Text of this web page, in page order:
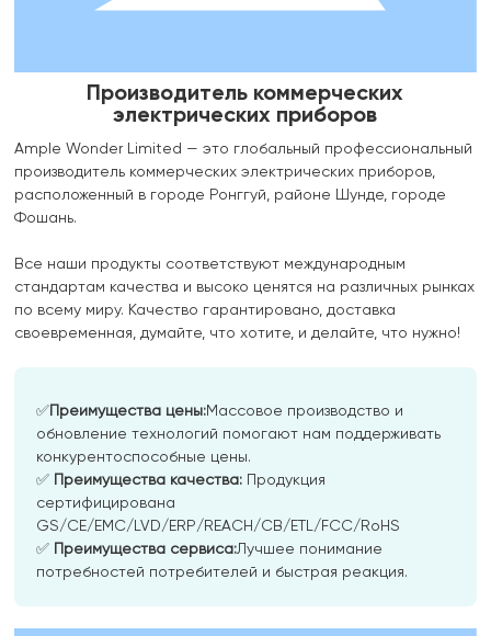
Производитель коммерческих
электрических приборов
Ample Wonder Limited — это глобальный профессиональный
производитель коммерческих электрических приборов,
расположенный в городе Ронггуй, районе Шунде, городе
Фошань.
Все наши продукты соответствуют международным
стандартам качества и высоко ценятся на различных рынках
по всему миру. Качество гарантировано, доставка
своевременная, думайте, что хотите, и делайте, что нужно!
✅Преимущества цены:​​Массовое производство и
обновление технологий помогают нам поддерживать
конкурентоспособные цены.
✅ Преимущества качества:​​ Продукция
сертифицирована
GS/CE/EMC/LVD/ERP/REACH/CB/ETL/FCC/RoHS
✅ Преимущества сервиса:​​Лучшее понимание
потребностей потребителей и быстрая реакция.